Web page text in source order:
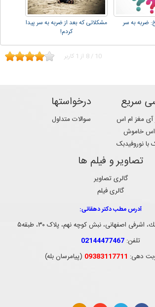
ضربه به سر
مشکلاتی که بعد از ضربه به سر پیدا
کردم!
8 / 10 از 1 کاربر
سریع
آی مغز ام اس
اس خاموش
با نوروفیدبک
درخواستها
سوالات متداول
تصاویر و فیلم ها
گالری تصاویر
گالری فیلم
آدرس مطب دکتر دهقانی:
اصفهانی، نبش کوچه نهم، پلاک ۳۰، طبقه۵
تلفن: 02144477467
دهی: 09383117711 (پیامرسان بله)